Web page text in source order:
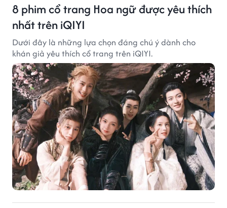
8 phim cổ trang Hoa ngữ được yêu thích
nhất trên iQIYI
Dưới đây là những lựa chọn đáng chú ý dành cho
khán giả yêu thích cổ trang trên iQIYI.